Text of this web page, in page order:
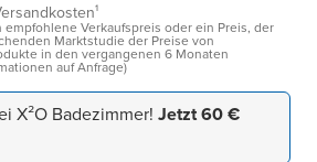
Verkaufspreis oder ein Preis, der
Marktstudie der Preise von
in den vergangenen 6 Monaten
auf Anfrage)
X²O Badezimmer! Jetzt 60 €